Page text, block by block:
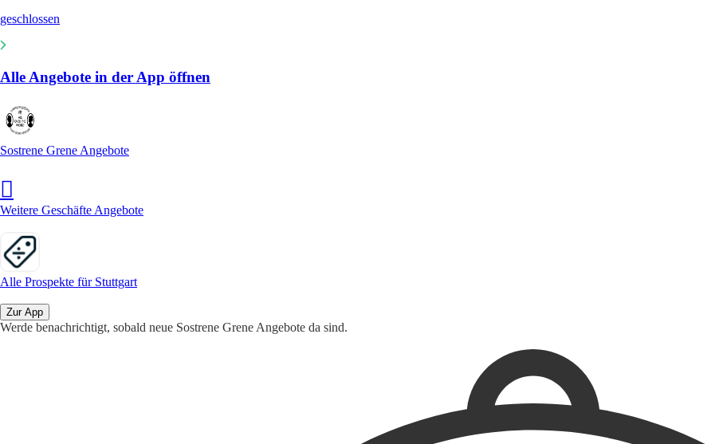
geschlossen
Alle Angebote in der App öffnen
Sostrene Grene Angebote
Weitere Geschäfte Angebote
Alle Prospekte für Stuttgart
Zur App
Werde benachrichtigt, sobald neue Sostrene Grene Angebote da sind.